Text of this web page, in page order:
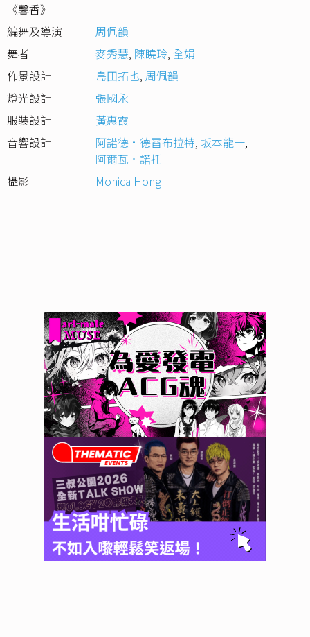
《馨香》
編舞及導演
周佩韻
舞者
麥秀慧, 陳䁱玲, 全娟
佈景設計
島田拓也,周佩韻
燈光設計
張國永
服裝設計
黃惠霞
音響設計
阿諾德·德雷布拉特, 坂本龍一,
阿爾瓦·諾托
攝影
Monica Hong